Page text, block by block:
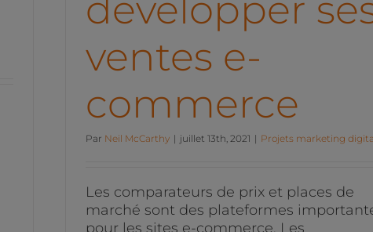
développer
ventes e-
commerce
Par Neil McCarthy | juillet 13th, 2021 | Projets marketing
Les comparateurs de prix et places de
marché sont des plateformes
pour les sites e-commerce. Les